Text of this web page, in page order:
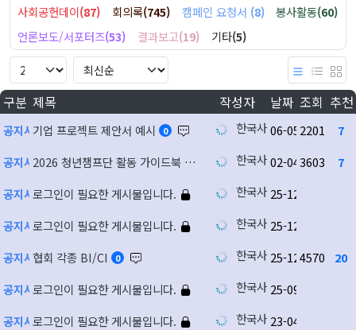
사회공헌데이(87) 회의록(745) 캠페인 요청서 (8) 봉사활동(60)
언론보도/서포터즈(53) 결과보고(19) 기타(5)
구분 제목 작성자 날짜 조회 추천
공지사항기업 프로젝트 제안서 예시 0 한국사회공헌협회
06-05 2201
7
공지사항
2026 청년챔프단 활동 가이드북 및 규율 한국사회공헌협회
02-04 3603
7
공지사항로그인이 필요한 게시물입니다. 한국사회공헌협회
25-12-08
공지사항로그인이 필요한 게시물입니다. 한국사회공헌협회
25-12-08
공지사항협회 각종 BI/CI 0 한국사회공헌협회
25-12-04
4570
20
공지사항로그인이 필요한 게시물입니다. 한국사회공헌협회
25-09-04
공지사항로그인이 필요한 게시물입니다. 한국사회공헌협회
23-04-17